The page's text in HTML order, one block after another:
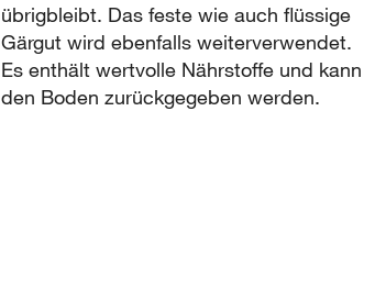
übrigbleibt. Das feste wie auch flüssige
Gärgut wird ebenfalls weiterverwendet.
Es enthält wertvolle Nährstoffe und kann
den Boden zurückgegeben werden.